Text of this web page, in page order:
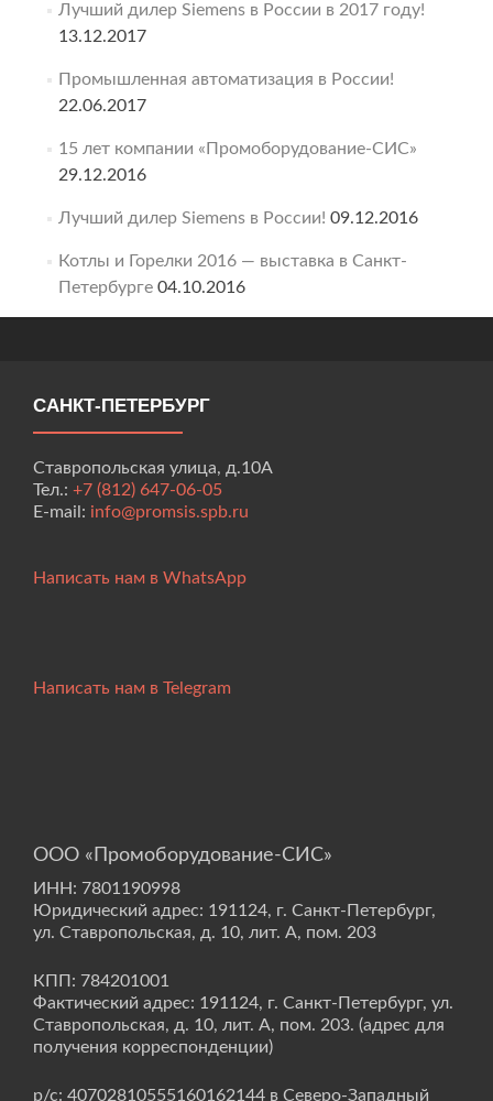
Лучший дилер Siemens в России в 2017 году!
13.12.2017
Промышленная автоматизация в России!
22.06.2017
15 лет компании «Промоборудование-СИС»
29.12.2016
Лучший дилер Siemens в России! 09.12.2016
Котлы и Горелки 2016 — выставка в Санкт-
Петербурге 04.10.2016
САНКТ-ПЕТЕРБУРГ
Ставропольская улица, д.10А
Тел.: +7 (812) 647-06-05
E-mail: info@promsis.spb.ru
Написать нам в WhatsApp
Написать нам в Telegram
ООО «Промоборудование-СИС»
ИНН: 7801190998
Юридический адрес: 191124, г. Санкт-Петербург,
ул. Ставропольская, д. 10, лит. А, пом. 203
КПП: 784201001
Фактический адрес: 191124, г. Санкт-Петербург, ул.
Ставропольская, д. 10, лит. А, пом. 203. (адрес для
получения корреспонденции)
р/с: 40702810555160162144 в Северо-Западный